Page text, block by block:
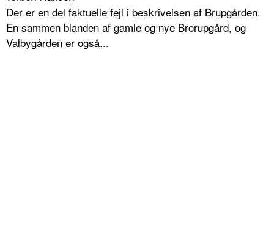
Der er en del faktuelle fejl i beskrivelsen af Brupgården.
En sammen blanden af gamle og nye Brorupgård, og
Valbygården er også...